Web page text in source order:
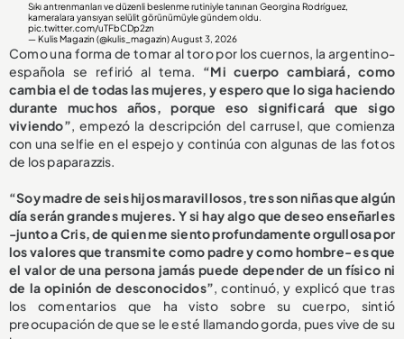
Sıkı antrenmanları ve düzenli beslenme rutiniyle tanınan Georgina Rodríguez,
kameralara yansıyan selülit görünümüyle gündem oldu.
pic.twitter.com/uTFbCDp2zn
— Kulis Magazin (@kulis_magazin)August 3, 2026
Como una forma de tomar al toro por los cuernos, la argentino-
española se refirió al tema. “Mi cuerpo cambiará, como
cambia el de todas las mujeres, y espero que lo siga haciendo
durante muchos años, porque eso significará que sigo
viviendo”, empezó la descripción del carrusel, que comienza
con una selfie en el espejo y continúa con algunas de las fotos
de los paparazzis.
“Soy madre de seis hijos maravillosos, tres son niñas que algún
día serán grandes mujeres. Y si hay algo que deseo enseñarles
-junto a Cris, de quien me siento profundamente orgullosa por
los valores que transmite como padre y como hombre- es que
el valor de una persona jamás puede depender de un físico ni
de la opinión de desconocidos”, continuó, y explicó que tras
los comentarios que ha visto sobre su cuerpo, sintió
preocupación de que se le esté llamando gorda, pues vive de su